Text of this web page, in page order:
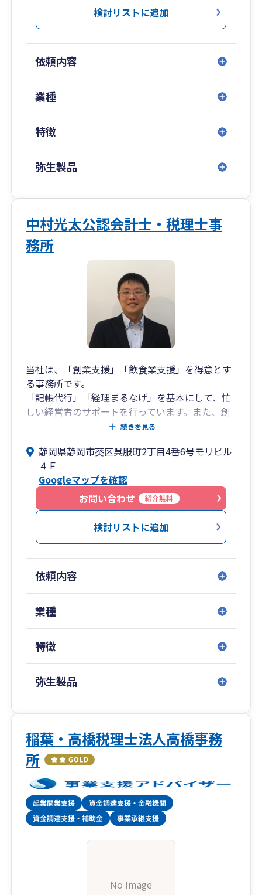
ネスチャット、リモートシステムなど、新しい技
術がどんどん出てきています。
未だに会計ソフトを手入力している方、会計帳簿
や伝票を手書きで作成している方、業務改善のチ
ャンスです。
祖父や父のような中小企業の社長を助けたい、と
もに走りたいと考え、税理士になりました。
目の前のお客様やスタッフと全力で向き合い、
「夢」を共有し、ひとりひとりの幸せを実現して
いく経営者として、最高のＩＴ税理士法人を導い
ていきたいと考えています。
営の現状を数字で可視化し、次の一手を考えるた
めの土台づくりを重視しています。大手税理士法
ご相談はオンラインにも対応しており、場所を問
わずスピーディーなやり取りが可能です。
検討リストに追加
依頼内容
業種
特徴
弥生製品
中村光太公認会計士・税理士事
務所
当社は、「創業支援」「飲食業支援」を得意とす
る事務所です。
「記帳代行」「経理まるなげ」を基本にして、忙
しい経営者のサポートを行っています。また、創
業融資支援、開業支援、飲食店の業績アップサポ
ています。
続きを見る
静岡県静岡市葵区呉服町2丁目4番6号モリビル
４Ｆ
Googleマップを確認
お問い合わせ
紹介無料
検討リストに追加
依頼内容
業種
特徴
弥生製品
稲葉・高橋税理士法人高橋事務
所
No Image